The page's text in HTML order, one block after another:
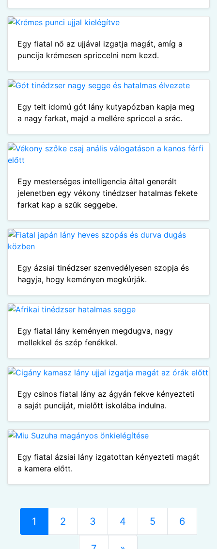
Egy fiatal nő az ujjával izgatja magát, amíg a
puncija krémesen spriccelni nem kezd.
Egy telt idomú gót lány kutyapózban kapja meg
a nagy farkat, majd a mellére spriccel a srác.
Egy mesterséges intelligencia által generált
jelenetben egy vékony tinédzser hatalmas fekete
farkat kap a szűk seggebe.
Egy ázsiai tinédzser szenvedélyesen szopja és
hagyja, hogy keményen megkúrják.
Egy fiatal lány keményen megdugva, nagy
mellekkel és szép fenékkel.
Egy csinos fiatal lány az ágyán fekve kényezteti
a saját punciját, mielőtt iskolába indulna.
Egy fiatal ázsiai lány izgatottan kényezteti magát
a kamera előtt.
1 2 3 4 5 6